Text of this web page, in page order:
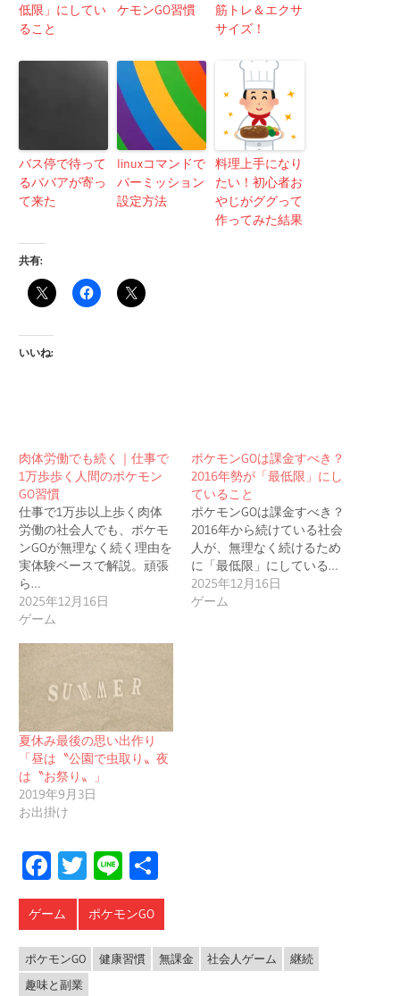
低限」にしてい
ること
ケモンGO習慣
筋トレ＆エクサ
サイズ！
バス停で待って
るババアが寄っ
て来た
linuxコマンドで
パーミッション
設定方法
料理上手になり
たい！初心者お
やじがググって
作ってみた結果
共有:
いいね:
肉体労働でも続く｜仕事で
1万歩歩く人間のポケモン
GO習慣
仕事で1万歩以上歩く肉体
労働の社会人でも、ポケモ
ンGOが無理なく続く理由を
実体験ベースで解説。頑張
ら…
2025年12月16日
ゲーム
ポケモンGOは課金すべき？
2016年勢が「最低限」にし
ていること
ポケモンGOは課金すべき？
2016年から続けている社会
人が、無理なく続けるため
に「最低限」にしている…
2025年12月16日
ゲーム
夏休み最後の思い出作り
「昼は〝公園で虫取り〟夜
は〝お祭り〟」
2019年9月3日
お出掛け
Facebook
Twitter
Line
有
ゲーム ポケモンGO
ポケモンGO 健康習慣 無課金 社会人ゲーム
継続
趣味と副業